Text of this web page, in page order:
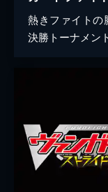
熱きファイトの
決勝トーナメン